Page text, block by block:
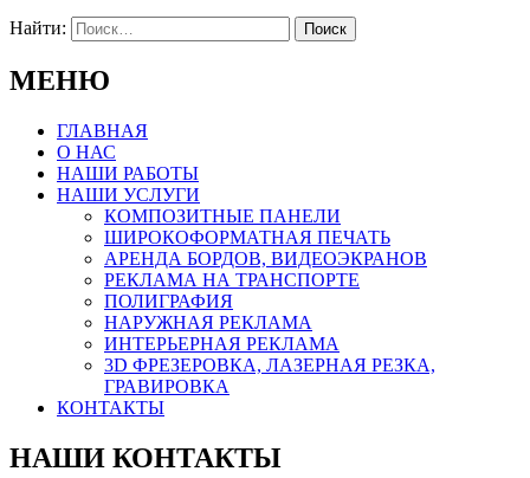
Найти:
МЕНЮ
ГЛАВНАЯ
О НАС
НАШИ РАБОТЫ
НАШИ УСЛУГИ
КОМПОЗИТНЫЕ ПАНЕЛИ
ШИРОКОФОРМАТНАЯ ПЕЧАТЬ
АРЕНДА БОРДОВ, ВИДЕОЭКРАНОВ
РЕКЛАМА НА ТРАНСПОРТЕ
ПОЛИГРАФИЯ
НАРУЖНАЯ РЕКЛАМА
ИНТЕРЬЕРНАЯ РЕКЛАМА
3D ФРЕЗЕРОВКА, ЛАЗЕРНАЯ РЕЗКА,
ГРАВИРОВКА
КОНТАКТЫ
НАШИ КОНТАКТЫ